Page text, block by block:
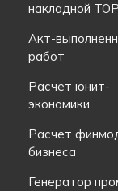
накладной
Акт-
работ
Расчет юнит-
экономики
Расчет
бизнеса
Генератор